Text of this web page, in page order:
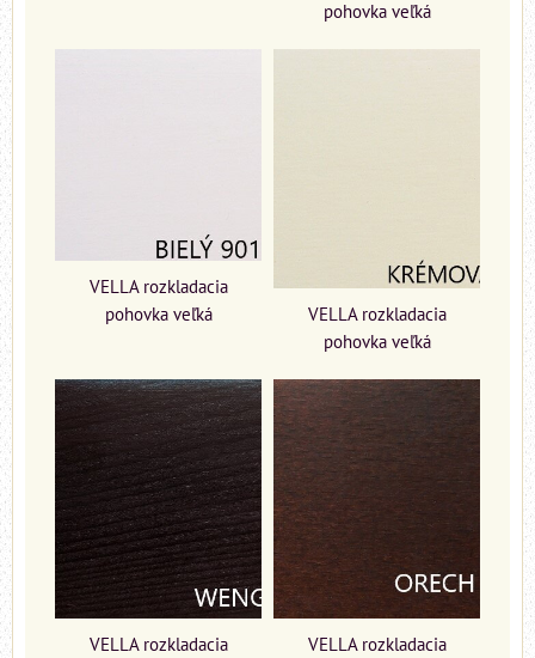
pohovka veľká
VELLA rozkladacia
pohovka veľká
VELLA rozkladacia
pohovka veľká
VELLA rozkladacia
VELLA rozkladacia